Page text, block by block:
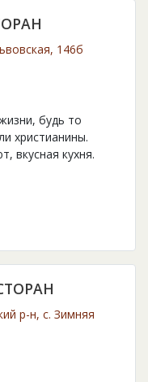
146б
будь то
христианины.
вкусная кухня.
р-н, с. Зимняя